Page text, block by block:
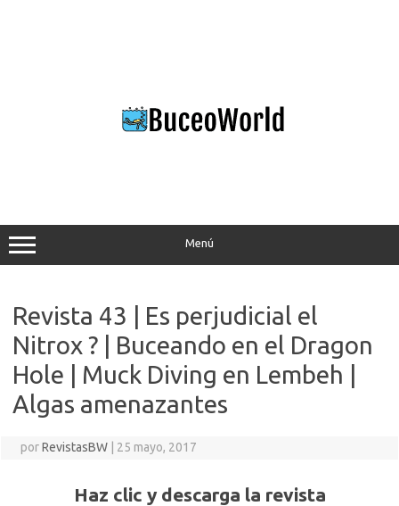
Menú
Revista 43 | Es perjudicial el
Nitrox ? | Buceando en el Dragon
Hole | Muck Diving en Lembeh |
Algas amenazantes
porRevistasBW 25 mayo, 2017
Haz clic y descarga la revista